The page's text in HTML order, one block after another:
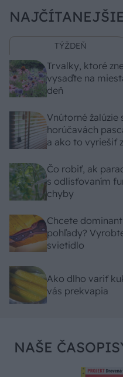
NAJČÍTANEJŠIE
TÝŽDEŇ
Trvalky, ktoré
vysaďte na
deň
Vnútorné
horúčavách
a ako to vyriešiť
Čo robiť, ak
s odlisťovaním
chyby
Chcete
pohľady?
svietidlo
Ako dlho variť
vás prekvapia
NAŠE